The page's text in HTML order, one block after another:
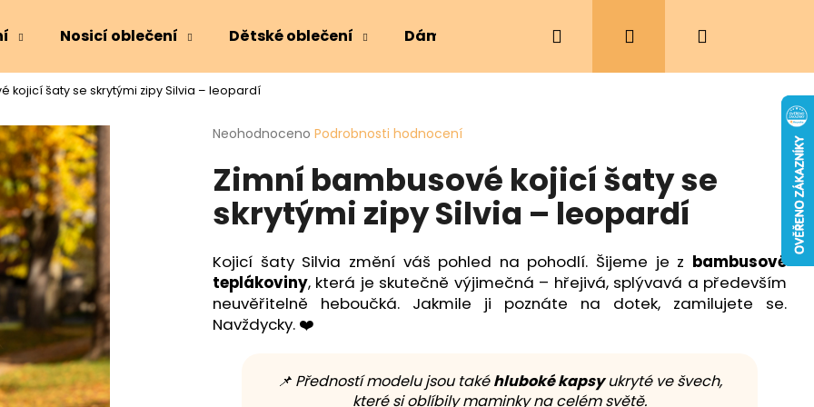
Nosicí oblečení Dětské oblečení Dámské oblečení Ergonomická nosítka
Hledat PřihlášeníNákupní
kojicí šaty se skrytými zipy Silvia – leopardí
Průměrné
produktu
je
z
hvězdiček.
Neohodnoceno Podrobnosti hodnocení
Zimní bambusové kojicí šaty se
skrytými zipy Silvia – leopardí
Kojicí šaty Silvia změní váš pohled na pohodlí. Šijeme je z bambusové
teplákoviny, která je skutečně výjimečná – hřejivá, splývavá a především
neuvěřitelně heboučká. Jakmile ji poznáte na dotek, zamilujete se.
Navždycky. ❤️
📌 Předností modelu jsou takéhluboké kapsyukryté ve švech,
které si oblíbily maminky na celém světě.
Co potřebujete najít?
HLEDAT
Doporučujeme